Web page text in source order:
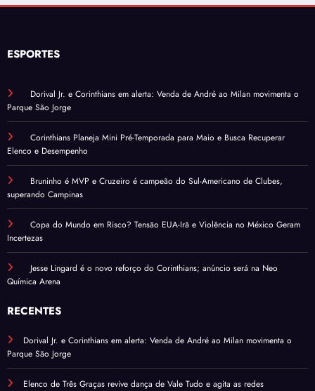
ESPORTES
Dorival Jr. e Corinthians em alerta: Venda de André ao Milan movimenta o
Parque São Jorge
Corinthians Planeja Mini Pré-Temporada para Maio e Busca Recuperar
Elenco e Desempenho
Bruninho é MVP e Cruzeiro é campeão do Sul-Americano de Clubes,
superando Campinas
Copa do Mundo em Risco? Tensão EUA-Irã e Violência no México Geram
Incertezas
Jesse Lingard é o novo reforço do Corinthians; anúncio será na Neo
Química Arena
RECENTES
Dorival Jr. e Corinthians em alerta: Venda de André ao Milan movimenta o
Parque São Jorge
Elenco de Três Graças revive dança de Vale Tudo e agita as redes